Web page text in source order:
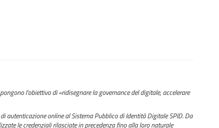
l'obiettivo di «ridisegnare la governance del digitale, accelerare
online al Sistema Pubblico di Identità Digitale SPID. Da
le credenziali rilasciate in precedenza fino alla loro naturale